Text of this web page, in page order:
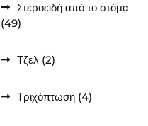
Στεροειδή από το στόμα
4949
Τζελ 22
Τριχόπτωση 44